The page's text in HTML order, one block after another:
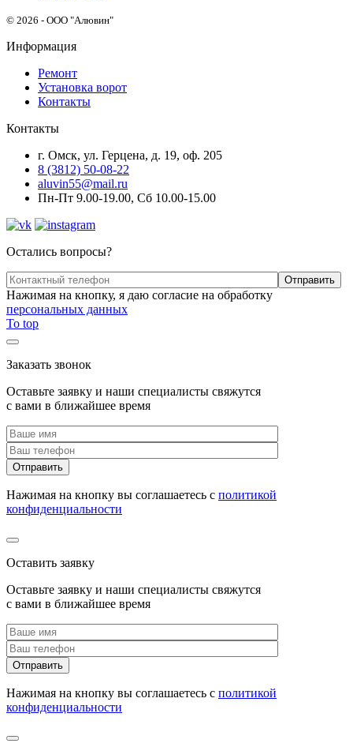
© 2026 - ООО "Алювин"
Информация
Ремонт
Установка ворот
Контакты
Контакты
г. Омск, ул. Герцена, д. 19, оф. 205
8 (3812) 50-08-22
aluvin55@mail.ru
Пн-Пт 9.00-19.00, Сб 10.00-15.00
Остались вопросы?
Нажимая на кнопку, я даю согласие на обработку
персональных данных
To top
Заказать звонок
Оставьте заявку и наши специалисты свяжутся
с вами в ближайшее время
Нажимая на кнопку вы соглашаетесь с политикой
конфиденциальности
Оставить заявку
Оставьте заявку и наши специалисты свяжутся
с вами в ближайшее время
Нажимая на кнопку вы соглашаетесь с политикой
конфиденциальности